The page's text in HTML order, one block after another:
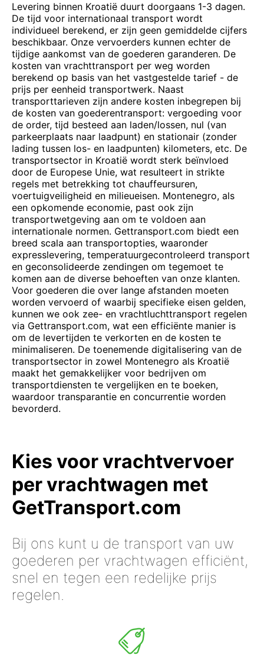
Levering binnen Kroatië duurt doorgaans 1-3 dagen.
De tijd voor internationaal transport wordt
individueel berekend, er zijn geen gemiddelde cijfers
beschikbaar. Onze vervoerders kunnen echter de
tijdige aankomst van de goederen garanderen. De
kosten van vrachttransport per weg worden
berekend op basis van het vastgestelde tarief - de
prijs per eenheid transportwerk. Naast
transporttarieven zijn andere kosten inbegrepen bij
de kosten van goederentransport: vergoeding voor
de order, tijd besteed aan laden/lossen, nul (van
parkeerplaats naar laadpunt) en stationair (zonder
lading tussen los- en laadpunten) kilometers, etc. De
transportsector in Kroatië wordt sterk beïnvloed
door de Europese Unie, wat resulteert in strikte
regels met betrekking tot chauffeursuren,
voertuigveiligheid en milieueisen. Montenegro, als
een opkomende economie, past ook zijn
transportwetgeving aan om te voldoen aan
internationale normen. Gettransport.com biedt een
breed scala aan transportopties, waaronder
expresslevering, temperatuurgecontroleerd transport
en geconsolideerde zendingen om tegemoet te
komen aan de diverse behoeften van onze klanten.
Voor goederen die over lange afstanden moeten
worden vervoerd of waarbij specifieke eisen gelden,
kunnen we ook zee- en vrachtluchttransport regelen
via Gettransport.com, wat een efficiënte manier is
om de levertijden te verkorten en de kosten te
minimaliseren. De toenemende digitalisering van de
transportsector in zowel Montenegro als Kroatië
maakt het gemakkelijker voor bedrijven om
transportdiensten te vergelijken en te boeken,
waardoor transparantie en concurrentie worden
bevorderd.
Kies voor vrachtvervoer
per vrachtwagen met
GetTransport.com
Bij ons kunt u de transport van uw
goederen per vrachtwagen efficiënt,
snel en tegen een redelijke prijs
regelen.